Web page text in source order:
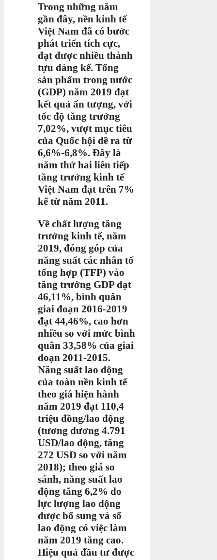
Trong những năm
gần đây, nền kinh tế
Việt Nam đã có bước
phát triển tích cực,
đạt được nhiều thành
tựu đáng kể. Tổng
sản phẩm trong nước
(GDP) năm 2019 đạt
kết quả ấn tượng, với
tốc độ tăng trưởng
7,02%, vượt mục tiêu
của Quốc hội đề ra từ
6,6%-6,8%. Đây là
năm thứ hai liên tiếp
tăng trưởng kinh tế
Việt Nam đạt trên 7%
kể từ năm 2011.
Về chất lượng tăng
trưởng kinh tế, năm
2019, đóng góp của
năng suất các nhân tố
tổng hợp (TFP) vào
tăng trưởng GDP đạt
46,11%, bình quân
giai đoạn 2016-2019
đạt 44,46%, cao hơn
nhiều so với mức bình
quân 33,58% của giai
đoạn 2011-2015.
Năng suất lao động
của toàn nền kinh tế
theo giá hiện hành
năm 2019 đạt 110,4
triệu đồng/lao động
(tương đương 4.791
USD/lao động, tăng
272 USD so với năm
2018); theo giá so
sánh, năng suất lao
động tăng 6,2% do
lực lượng lao động
được bổ sung và số
lao động có việc làm
năm 2019 tăng cao.
Hiệu quả đầu tư được